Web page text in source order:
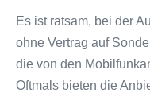
Es ist ratsam, bei der
ohne Vertrag auf
die von den
Oftmals bieten die